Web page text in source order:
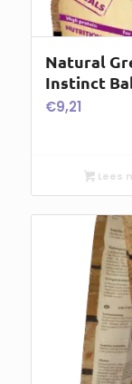
Natural
Instinct
€9,21
Lees